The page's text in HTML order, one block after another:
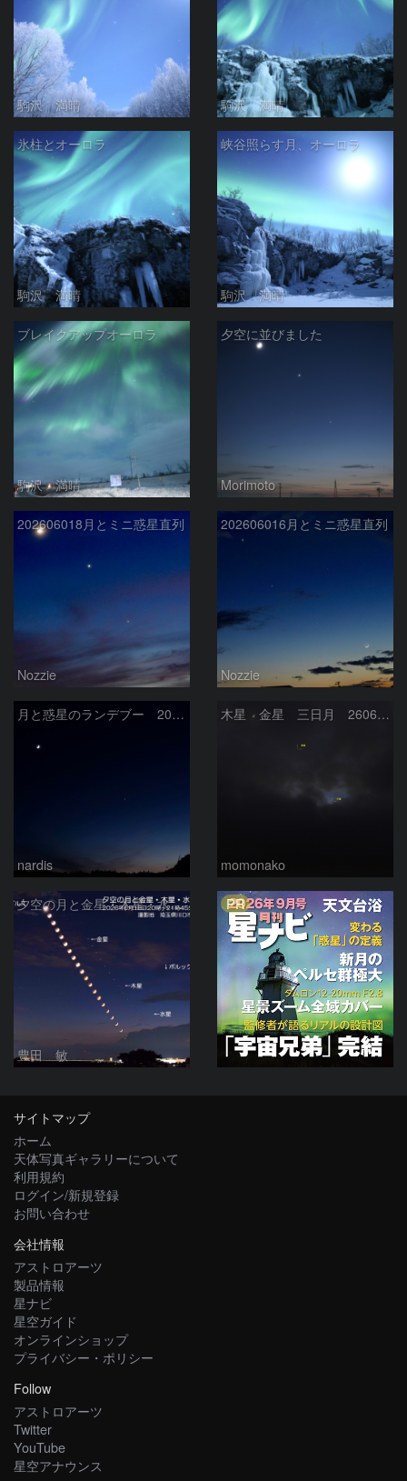
駒沢 満晴 駒沢 満晴
氷柱とオーロラ
駒沢 満晴
峡谷照らす月、オーロラ
駒沢 満晴
ブレイクアップオーロラ
駒沢 満晴
夕空に並びました
Morimoto
202606018月とミニ惑星直列
Nozzie
202606016月とミニ惑星直列
Nozzie
月と惑星のランデブー 2026/06/19
nardis
木星 金星 三日月 260618
momonako
夕空の月と金星・木星・水星の接近 2026/6/18
豊田 敏
PR
サイトマップ
ホーム
天体写真ギャラリーについて
利用規約
ログイン/新規登録
お問い合わせ
会社情報
アストロアーツ
製品情報
星ナビ
星空ガイド
オンラインショップ
プライバシー・ポリシー
Follow
アストロアーツ
Twitter
YouTube
星空アナウンス